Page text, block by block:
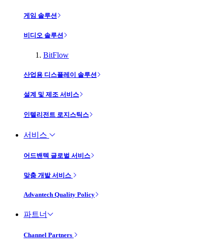
게임 솔루션
비디오 솔루션
BitFlow
산업용 디스플레이 솔루션
설계 및 제조 서비스
인텔리전트 로지스틱스
서비스
어드밴텍 글로벌 서비스
맞춤 개발 서비스
Advantech Quality Policy
파트너
Channel Partners